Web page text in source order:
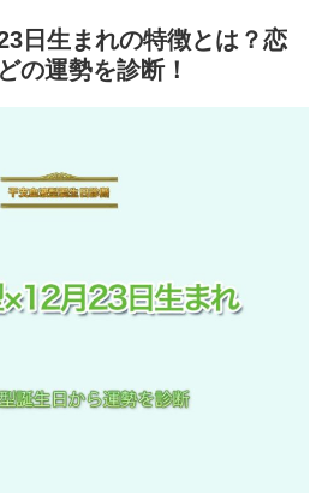
日生まれの特徴とは？恋
の運勢を診断！